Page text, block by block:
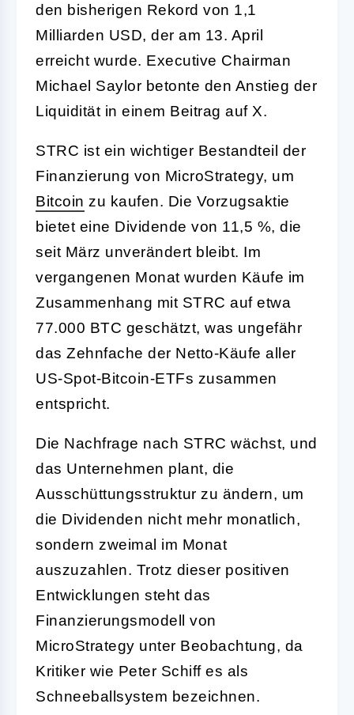
den bisherigen Rekord von 1,1
Milliarden USD, der am 13. April
erreicht wurde. Executive Chairman
Michael Saylor betonte den Anstieg der
Liquidität in einem Beitrag auf X.
STRC ist ein wichtiger Bestandteil der
Finanzierung von MicroStrategy, um
Bitcoin zu kaufen. Die Vorzugsaktie
bietet eine Dividende von 11,5 %, die
seit März unverändert bleibt. Im
vergangenen Monat wurden Käufe im
Zusammenhang mit STRC auf etwa
77.000 BTC geschätzt, was ungefähr
das Zehnfache der Netto-Käufe aller
US-Spot-Bitcoin-ETFs zusammen
entspricht.
Die Nachfrage nach STRC wächst, und
das Unternehmen plant, die
Ausschüttungsstruktur zu ändern, um
die Dividenden nicht mehr monatlich,
sondern zweimal im Monat
auszuzahlen. Trotz dieser positiven
Entwicklungen steht das
Finanzierungsmodell von
MicroStrategy unter Beobachtung, da
Kritiker wie Peter Schiff es als
Schneeballsystem bezeichnen.